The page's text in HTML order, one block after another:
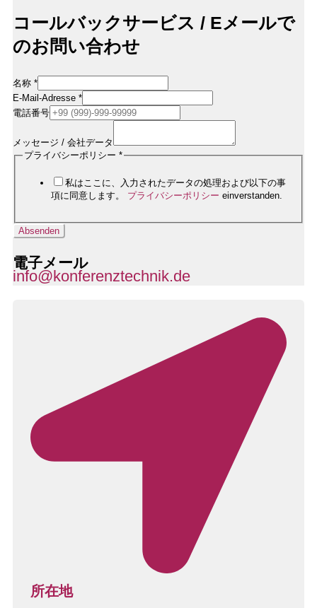
コールバックサービス / Eメールで
のお問い合わせ
名称 *
Firmendaten
Rufnummer
/
E-Mail-Adresse *
電話番号
メッセージ / 会社データ
プライバシーポリシー *
私はここに、入力されたデータの処理および以下の事
項に同意します。 プライバシーポリシー einverstanden.
Absenden
電子メール
info@konferenztechnik.de
所在地